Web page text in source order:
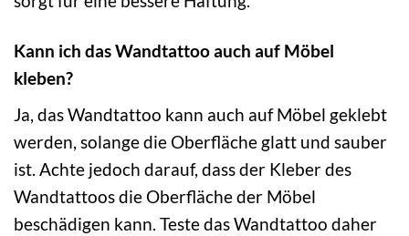
Kann ich das Wandtattoo auch auf Möbel
kleben?
Ja, das Wandtattoo kann auch auf Möbel geklebt
werden, solange die Oberfläche glatt und sauber
ist. Achte jedoch darauf, dass der Kleber des
Wandtattoos die Oberfläche der Möbel
beschädigen kann. Teste das Wandtattoo daher